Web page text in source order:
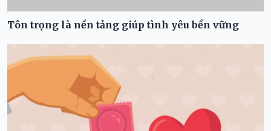
Tôn trọng là nền tảng giúp tình yêu bền vững